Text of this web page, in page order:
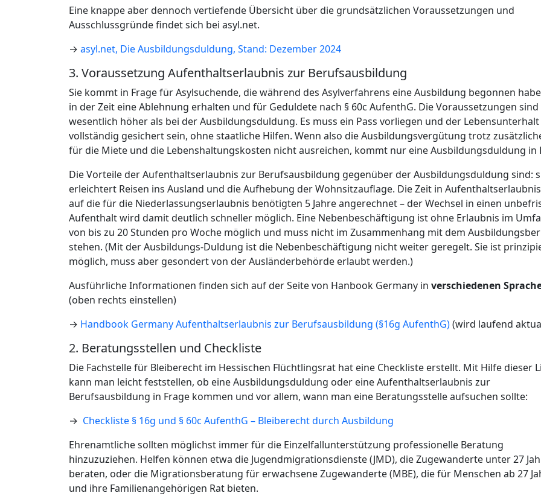
Eine knappe aber dennoch vertiefende Übersicht über die grundsätzlichen Voraussetzungen und
Ausschlussgründe findet sich bei asyl.net.
→ asyl.net, Die Ausbildungsduldung, Stand: Dezember 2024
3. Voraussetzung Aufenthaltserlaubnis zur Berufsausbildung
Sie kommt in Frage für Asylsuchende, die während des Asylverfahrens eine Ausbildung begonnen
in der Zeit eine Ablehnung erhalten und für Geduldete nach § 60c AufenthG. Die Voraussetzungen sind
wesentlich höher als bei der Ausbildungsduldung. Es muss ein Pass vorliegen und der
vollständig gesichert sein, ohne staatliche Hilfen. Wenn also die Ausbildungsvergütung trotz
für die Miete und die Lebenshaltungskosten nicht ausreichen, kommt nur eine Ausbildungsduldung in
Die Vorteile der Aufenthaltserlaubnis zur Berufsausbildung gegenüber der Ausbildungsduldung sind:
erleichtert Reisen ins Ausland und die Aufhebung der Wohnsitzauflage. Die Zeit in
auf die für die Niederlassungserlaubnis benötigten 5 Jahre angerechnet – der Wechsel in einen
Aufenthalt wird damit deutlich schneller möglich. Eine Nebenbeschäftigung ist ohne Erlaubnis im
von bis zu 20 Stunden pro Woche möglich und muss nicht im Zusammenhang mit dem
stehen. (Mit der Ausbildungs-Duldung ist die Nebenbeschäftigung nicht weiter geregelt. Sie ist
möglich, muss aber gesondert von der Ausländerbehörde erlaubt werden.)
Ausführliche Informationen finden sich auf der Seite von Hanbook Germany in verschiedenen
(oben rechts einstellen)
→ Handbook Germany Aufenthaltserlaubnis zur Berufsausbildung (§16g AufenthG)(wird laufend
2. Beratungsstellen und Checkliste
Die Fachstelle für Bleiberecht im Hessischen Flüchtlingsrat hat eine Checkliste erstellt. Mit Hilfe dieser
kann man leicht feststellen, ob eine Ausbildungsduldung oder eine Aufenthaltserlaubnis zur
Berufsausbildung in Frage kommen und vor allem, wann man eine Beratungsstelle aufsuchen sollte:
→ Checkliste § 16g und § 60c AufenthG – Bleiberecht durch Ausbildung
Ehrenamtliche sollten möglichst immer für die Einzelfallunterstützung professionelle Beratung
hinzuzuziehen. Helfen können etwa die Jugendmigrationsdienste (JMD), die Zugewanderte unter 27
beraten, oder die Migrationsberatung für erwachsene Zugewanderte (MBE), die für Menschen ab 27
und ihre Familienangehörigen Rat bieten.